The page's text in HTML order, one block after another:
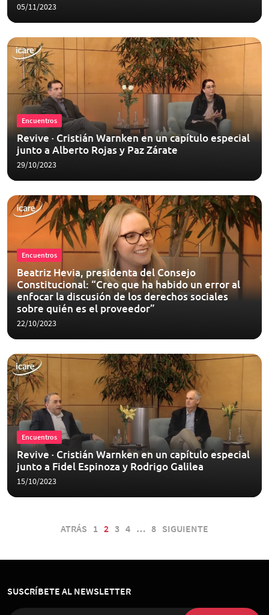
05/11/2023
Encuentros
Revive · Cristián Warnken en un capítulo especial
junto a Alberto Rojas y Paz Zárate
29/10/2023
Encuentros
Beatriz Hevia, presidenta del Consejo
Constitucional: “Creo que ha habido un error al
enfocar la discusión de los derechos sociales
sobre quién es el proveedor”
22/10/2023
Encuentros
Revive · Cristián Warnken en un capítulo especial
junto a Fidel Espinoza y Rodrigo Galilea
15/10/2023
ATRÁS 1 2 3 4 … 8 SIGUIENTE
SUSCRÍBETE AL NEWSLETTER